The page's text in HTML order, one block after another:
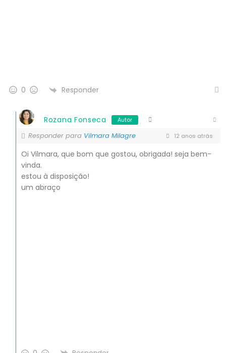
0 Responder
Rozana Fonseca Autor
Responder para Vilmara Milagre 12 anos atrás
Oi Vilmara, que bom que gostou, obrigada! seja bem-
vinda.
estou à disposição!
um abraço